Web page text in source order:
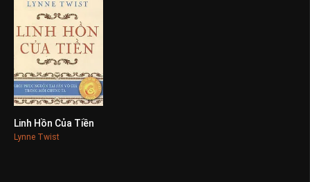
0
Linh Hồn Của Tiền
Lynne Twist